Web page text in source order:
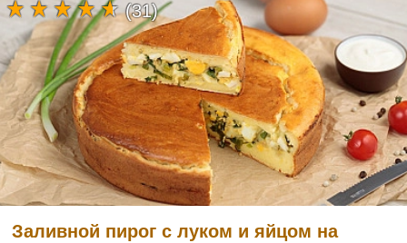
Заливной пирог с луком и яйцом на
(31)